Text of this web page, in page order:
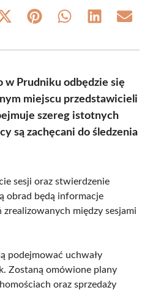
Share
(Twitter)
Share Share Share Share
w Prudniku odbędzie się
miejscu przedstawicieli
szereg istotnych
są zachęcani do śledzenia
sesji oraz stwierdzenie
obrad będą informacje
między sesjami
podejmować uchwały
Zostaną omówione plany
oraz sprzedaży